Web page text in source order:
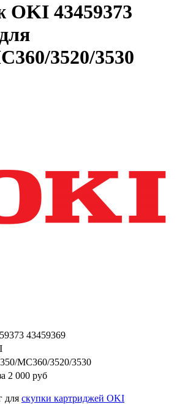
OKI 43459373
3520/3530
43459369
MC360/3520/3530
2 000 руб
для скупки картриджей OKI